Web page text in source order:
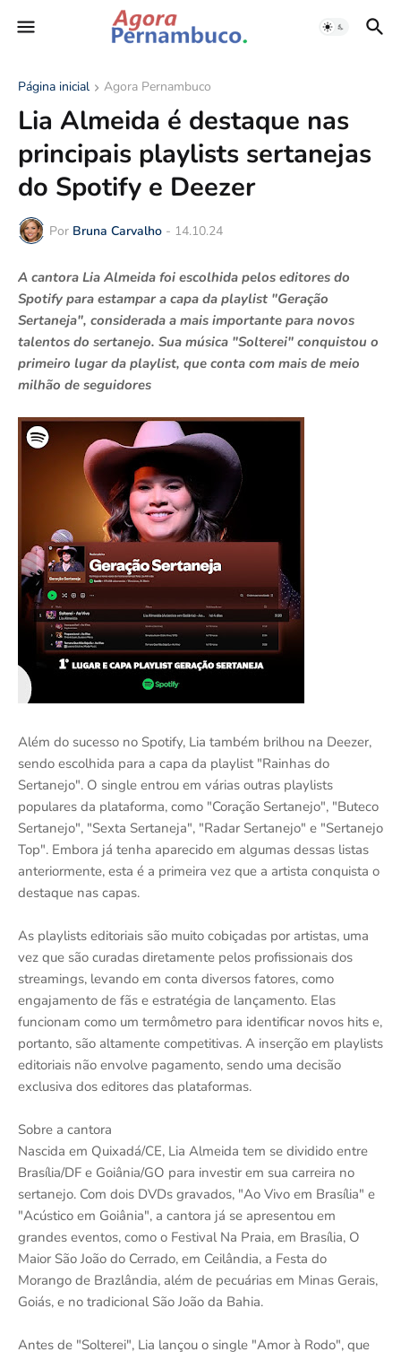
Página inicial Agora Pernambuco
Lia Almeida é destaque nas
principais playlists sertanejas
do Spotify e Deezer
Por Bruna Carvalho - 14.10.24
A cantora Lia Almeida foi escolhida pelos editores do
Spotify para estampar a capa da playlist "Geração
Sertaneja", considerada a mais importante para novos
talentos do sertanejo. Sua música "Solterei" conquistou o
primeiro lugar da playlist, que conta com mais de meio
milhão de seguidores
Além do sucesso no Spotify, Lia também brilhou na Deezer,
sendo escolhida para a capa da playlist "Rainhas do
Sertanejo". O single entrou em várias outras playlists
populares da plataforma, como "Coração Sertanejo", "Buteco
Sertanejo", "Sexta Sertaneja", "Radar Sertanejo" e "Sertanejo
Top". Embora já tenha aparecido em algumas dessas listas
anteriormente, esta é a primeira vez que a artista conquista o
destaque nas capas.
As playlists editoriais são muito cobiçadas por artistas, uma
vez que são curadas diretamente pelos profissionais dos
streamings, levando em conta diversos fatores, como
engajamento de fãs e estratégia de lançamento. Elas
funcionam como um termômetro para identificar novos hits e,
portanto, são altamente competitivas. A inserção em playlists
editoriais não envolve pagamento, sendo uma decisão
exclusiva dos editores das plataformas.
Sobre a cantora
Nascida em Quixadá/CE, Lia Almeida tem se dividido entre
Brasília/DF e Goiânia/GO para investir em sua carreira no
sertanejo. Com dois DVDs gravados, "Ao Vivo em Brasília" e
"Acústico em Goiânia", a cantora já se apresentou em
grandes eventos, como o Festival Na Praia, em Brasília, O
Maior São João do Cerrado, em Ceilândia, a Festa do
Morango de Brazlândia, além de pecuárias em Minas Gerais,
Goiás, e no tradicional São João da Bahia.
Antes de "Solterei", Lia lançou o single "Amor à Rodo", que